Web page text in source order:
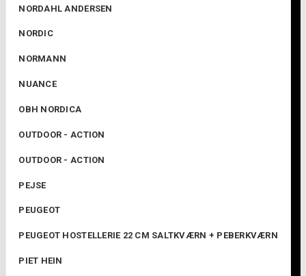
NORDAHL ANDERSEN
NORDIC
NORMANN
NUANCE
OBH NORDICA
OUTDOOR - ACTION
OUTDOOR - ACTION
PEJSE
PEUGEOT
PEUGEOT HOSTELLERIE 22 CM SALTKVÆRN + PEBERKVÆRN
PIET HEIN